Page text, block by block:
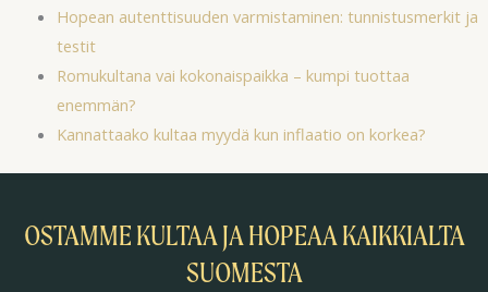
Hopean autenttisuuden varmistaminen: tunnistusmerkit ja
testit
Romukultana vai kokonaispaikka – kumpi tuottaa
enemmän?
Kannattaako kultaa myydä kun inflaatio on korkea?
OSTAMME KULTAA JA HOPEAA KAIKKIALTA
SUOMESTA